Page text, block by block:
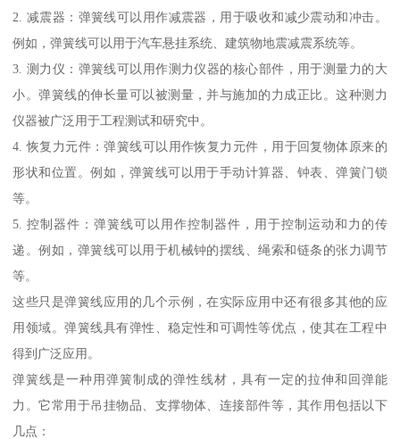
2. 减震器：弹簧线可以用作减震器，用于吸收和减少震动和冲击。
例如，弹簧线可以用于汽车悬挂系统、建筑物地震减震系统等。
3. 测力仪：弹簧线可以用作测力仪器的核心部件，用于测量力的大
小。弹簧线的伸长量可以被测量，并与施加的力成正比。这种测力
仪器被广泛用于工程测试和研究中。
4. 恢复力元件：弹簧线可以用作恢复力元件，用于回复物体原来的
形状和位置。例如，弹簧线可以用于手动计算器、钟表、弹簧门锁
等。
5. 控制器件：弹簧线可以用作控制器件，用于控制运动和力的传
递。例如，弹簧线可以用于机械钟的摆线、绳索和链条的张力调节
等。
这些只是弹簧线应用的几个示例，在实际应用中还有很多其他的应
用领域。弹簧线具有弹性、稳定性和可调性等优点，使其在工程中
得到广泛应用。
弹簧线是一种用弹簧制成的弹性线材，具有一定的拉伸和回弹能
力。它常用于吊挂物品、支撑物体、连接部件等，其作用包括以下
几点：